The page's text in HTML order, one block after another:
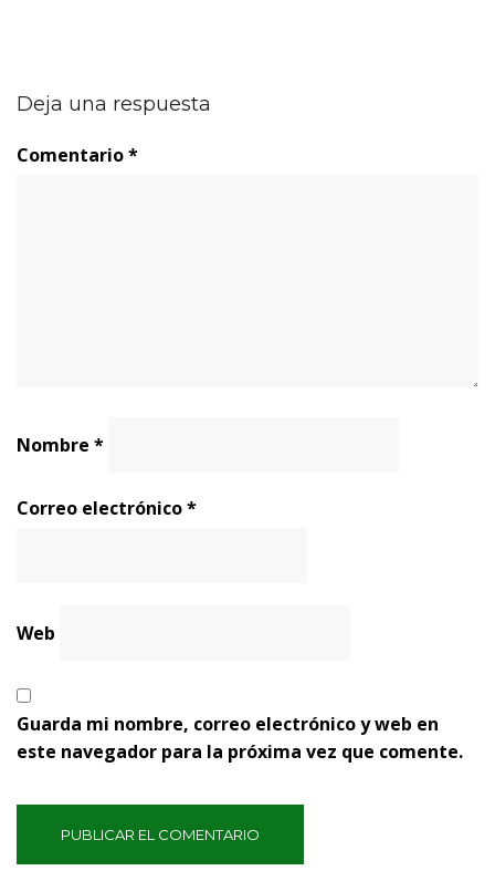
Deja una respuesta
Comentario*
Nombre *
Correo electrónico*
Web
Guarda mi nombre, correo electrónico y web en
este navegador para la próxima vez que comente.